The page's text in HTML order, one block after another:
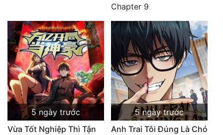
Chapter 9
5 ngày trước
Vừa Tốt Nghiệp Thì Tận
5 ngày trước
Anh Trai Tôi Đúng Là Chó